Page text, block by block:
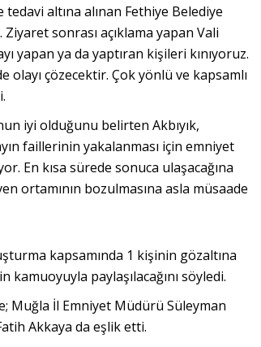
tedavi altına alınan Fethiye Belediye
Ziyaret sonrası açıklama yapan Vali
yapan ya da yaptıran kişileri kınıyoruz.
olayı çözecektir. Çok yönlü ve kapsamlı
iyi olduğunu belirten Akbıyık,
faillerinin yakalanması için emniyet
En kısa sürede sonuca ulaşacağına
ortamının bozulmasına asla müsaade
kapsamında 1 kişinin gözaltına
kamuoyuyla paylaşılacağını söyledi.
Muğla İl Emniyet Müdürü Süleyman
Akkaya da eşlik etti.